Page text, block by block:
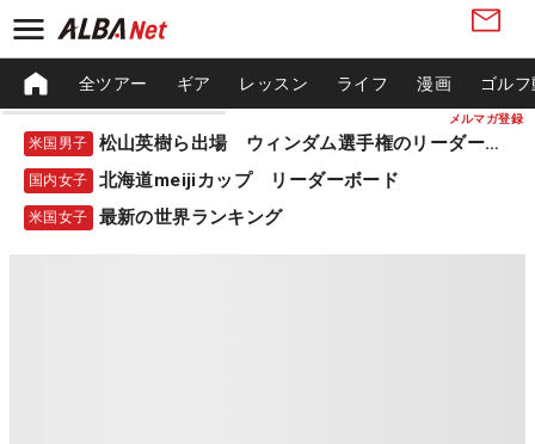
メルマガ登録
全ツアー ギア レッスン ライフ 漫画 ゴル
米国男子 松山英樹ら出場 ウィンダム選手権のリーダーボード
国内女子 北海道meijiカップ リーダーボード
米国女子 最新の世界ランキング